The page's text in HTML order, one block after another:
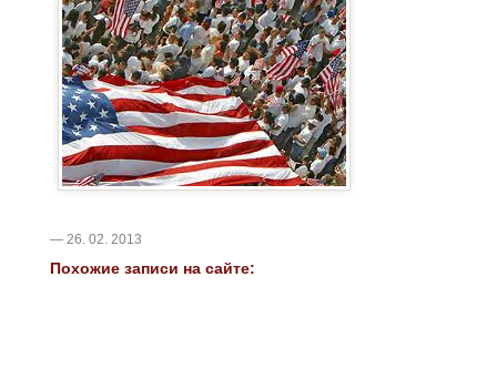
— 26. 02. 2013
Похожие записи на сайте: